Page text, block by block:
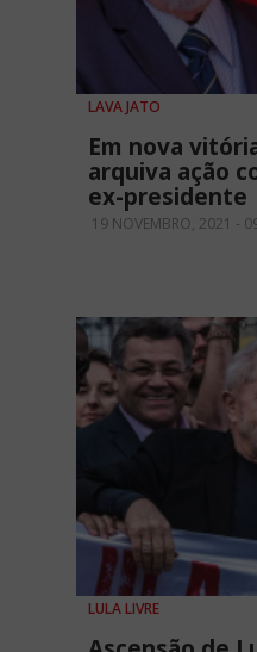
LAVA JATO
Em nova
arquiva ação
ex-presidente
19 NOVEMBRO, 2021 -
LULA LIVRE